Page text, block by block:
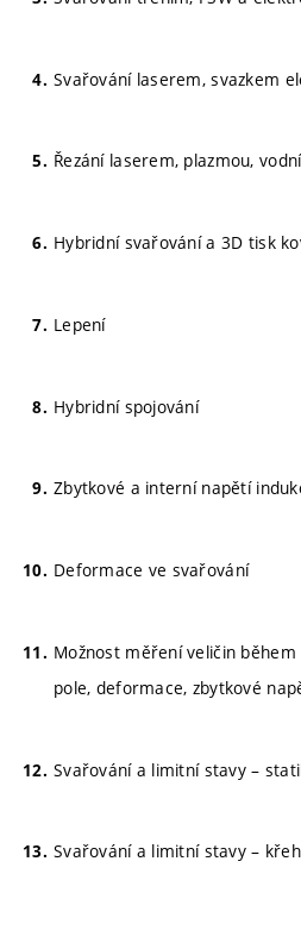
Svařování laserem, svazkem
Řezání laserem, plazmou,
Hybridní svařování a 3D tisk
Lepení
Hybridní spojování
Zbytkové a interní napětí
Deformace ve svařování
Možnost měření veličin
pole, deformace, zbytkové
Svařování a limitní stavy –
Svařování a limitní stavy –